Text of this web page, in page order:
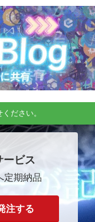
ださい。
ービス
定期納品
注する